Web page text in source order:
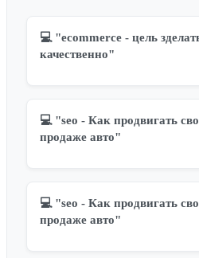
💻 "ecommerce - цель
качественно"
💻 "seo - Как продвигать
продаже авто"
💻 "seo - Как продвигать
продаже авто"